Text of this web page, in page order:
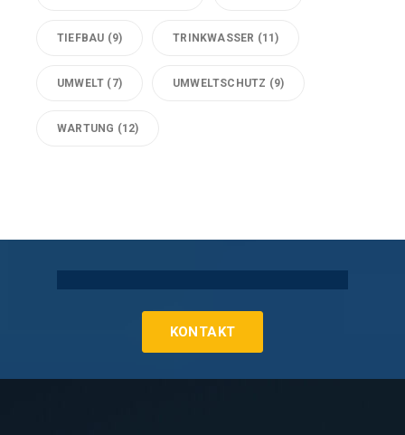
TIEFBAU (9) TRINKWASSER (11)
UMWELT (7) UMWELTSCHUTZ (9)
WARTUNG (12)
KONTAKT